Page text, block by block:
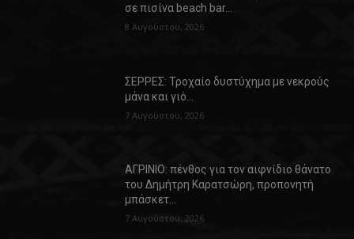
σε πισίνα beach bar…
8 Αυγούστου, 2026
ΣΕΡΡΕΣ: Τροχαίο δυστύχημα με νεκρούς
μάνα και γιό…
7 Αυγούστου, 2026
ΑΓΡΙΝΙΟ: πένθος για τον αιφνίδιο θάνατο
του Δημήτρη Καρατσώρη, προπονητή
μπάσκετ…
7 Αυγούστου, 2026